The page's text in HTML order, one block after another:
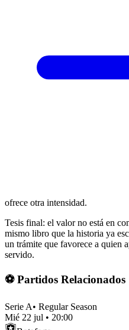
ofrece otra intensidad.
Tesis final: el valor no está en
mismo libro que la historia ya
un trámite que favorece a quien
servido.
⚽ Partidos Relacionados
Serie A• Regular Season
Mié 22 jul • 20:00